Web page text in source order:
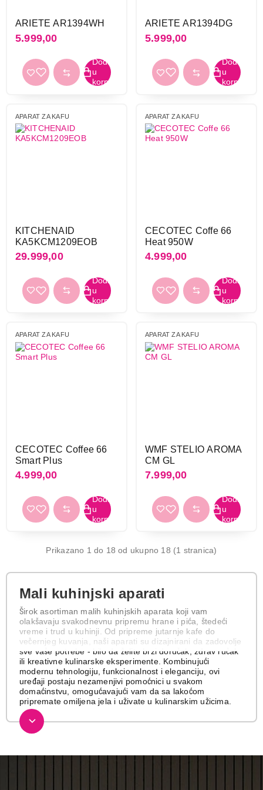
ARIETE AR1394WH
5.999,00
ARIETE AR1394DG
5.999,00
APARAT ZA KAFU
KITCHENAID
KA5KCM1209EOB
29.999,00
APARAT ZA KAFU
CECOTEC Coffe 66
Heat 950W
4.999,00
APARAT ZA KAFU
CECOTEC Coffee 66
Smart Plus
4.999,00
APARAT ZA KAFU
WMF STELIO AROMA
CM GL
7.999,00
Prikazano 1 do 18 od ukupno 18 (1 stranica)
Mali kuhinjski aparati
Širok asortiman malih kuhinjskih aparata koji vam
olakšavaju svakodnevnu pripremu hrane i pića, štedeći
vreme i trud u kuhinji. Od pripreme jutarnje kafe do
večernjeg kuvanja, naši aparati su dizajnirani da zadovolje
sve vaše potrebe - bilo da želite brzi doručak, zdrav ručak
ili kreativne kulinarske eksperimente. Kombinujući
modernu tehnologiju, funkcionalnost i eleganciju, ovi
uređaji postaju nezamenjivi pomoćnici u svakom
domaćinstvu, omogućavajući vam da sa lakoćom
pripremate omiljena jela i uživate u kulinarskim užicima.
Aparati za espresso kafu
6.390,00
APARATI ZA KAFU
BEKO CFM 7353 I
Ukupno u korpi:
Nastavi kupovinu